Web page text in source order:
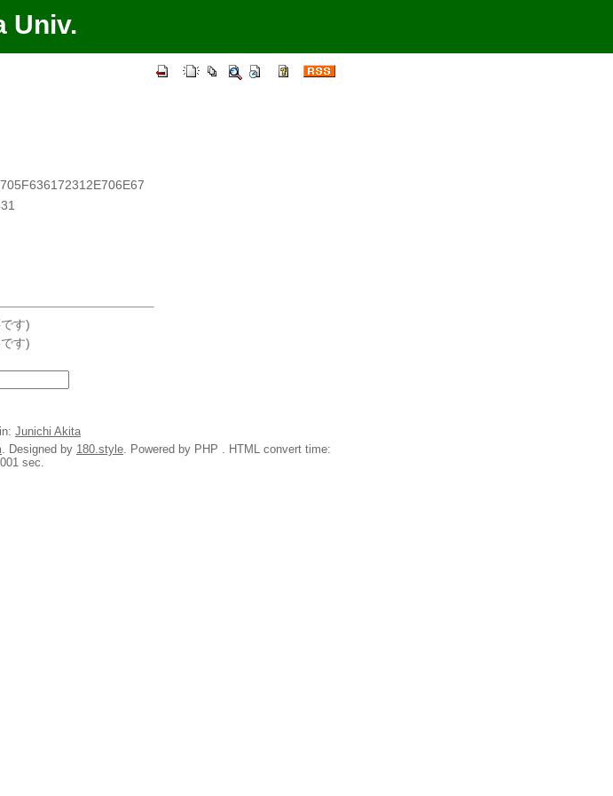
Univ.
す)
す)
Junichi Akita
. Designed by 180.style. Powered by PHP . HTML convert time:
sec.